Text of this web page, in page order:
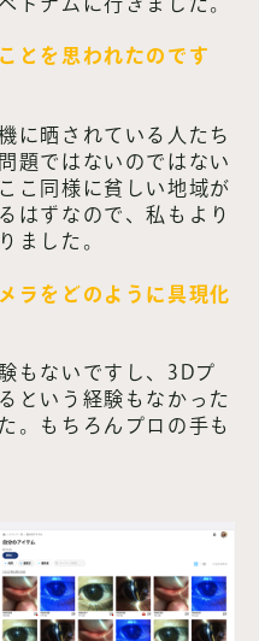
を思われたのです
に晒されている人たち
題ではないのではない
こ同様に貧しい地域が
はずなので、私もより
ました。
をどのように具現化
もないですし、3Dプ
という経験もなかった
。もちろんプロの手も